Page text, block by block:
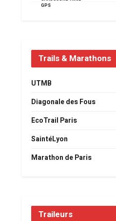
GPS
Trails & Marathons
UTMB
Diagonale des Fous
EcoTrail Paris
SaintéLyon
Marathon de Paris
Traileurs